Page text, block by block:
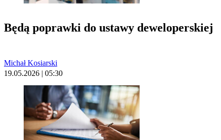
Będą poprawki do ustawy deweloperskiej
Michał Kosiarski
19.05.2026 | 05:30